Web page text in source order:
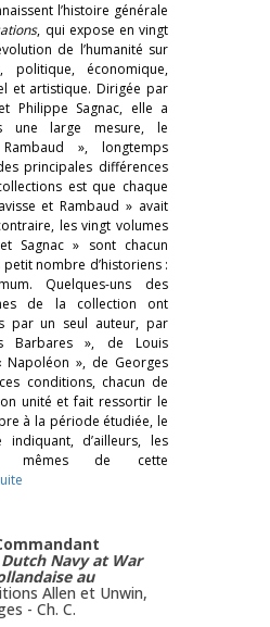
l’histoire générale
, qui expose en vingt
de l’humanité sur
politique, économique,
et artistique. Dirigée par
Philippe Sagnac, elle a
une large mesure, le
», longtemps
principales différences
est que chaque
et Rambaud » avait
les vingt volumes
Sagnac » sont chacun
petit nombre d’historiens :
Quelques-uns des
de la collection ont
par un seul auteur, par
Barbares », de Louis
Napoléon », de Georges
conditions, chacun de
unité et fait ressortir le
à la période étudiée, le
d’ailleurs, les
mêmes de cette
Dutch Navy at War
au
Allen et Unwin,
- Ch. C.